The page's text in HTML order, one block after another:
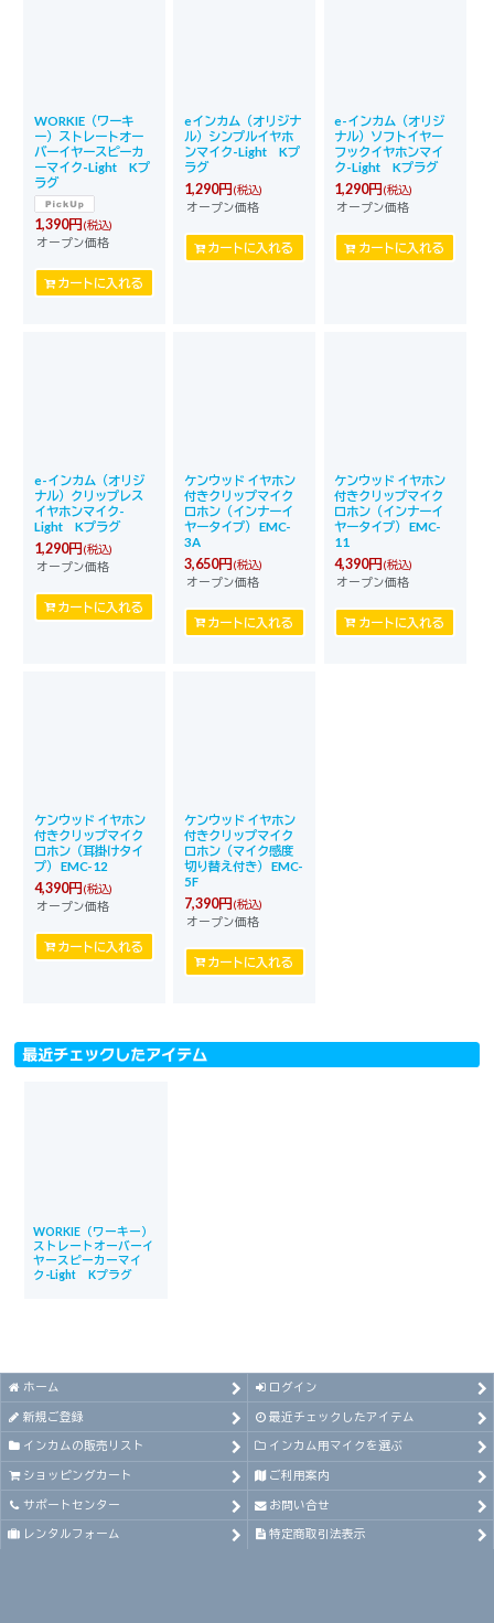
WORKIE（ワーキ
ー）ストレートオー
バーイヤースピーカ
ーマイク-Light Kプ
ラグ
1,390円 (税込)
オープン価格
カートに入れる
eインカム（オリジナ
ル）シンプルイヤホ
ンマイク-Light Kプ
ラグ
1,290円 (税込)
オープン価格
カートに入れる
e-インカム（オリジ
ナル）ソフトイヤー
フックイヤホンマイ
ク-Light Kプラグ
1,290円 (税込)
オープン価格
カートに入れる
e-インカム（オリジ
ナル）クリップレス
イヤホンマイク-
Light Kプラグ
1,290円 (税込)
オープン価格
カートに入れる
ケンウッド イヤホン
付きクリップマイク
ロホン（インナーイ
ヤータイプ） EMC-
3A
3,650円 (税込)
オープン価格
カートに入れる
ケンウッド イヤホン
付きクリップマイク
ロホン（インナーイ
ヤータイプ） EMC-
11
4,390円 (税込)
オープン価格
カートに入れる
ケンウッド イヤホン
付きクリップマイク
ロホン（耳掛けタイ
プ） EMC-12
4,390円 (税込)
オープン価格
カートに入れる
ケンウッド イヤホン
付きクリップマイク
ロホン（マイク感度
切り替え付き） EMC-
5F
7,390円 (税込)
オープン価格
カートに入れる
最近チェックしたアイテム
WORKIE（ワーキー）
ストレートオーバーイ
ヤースピーカーマイ
ク-Light Kプラグ
ホーム ログイン
新規ご登録 最近チェックしたアイテム
インカムの販売リスト インカム用マイクを選ぶ
ショッピングカート ご利用案内
サポートセンター お問い合せ
レンタルフォーム 特定商取引法表示